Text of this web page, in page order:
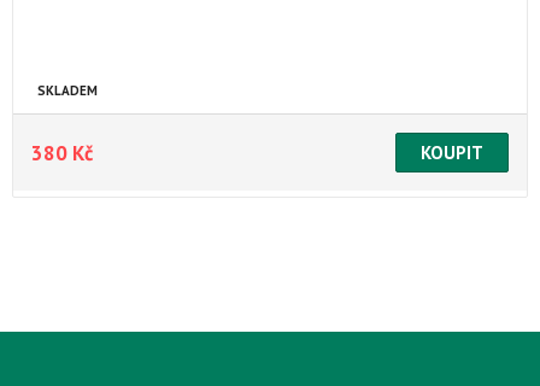
SKLADEM
380 Kč